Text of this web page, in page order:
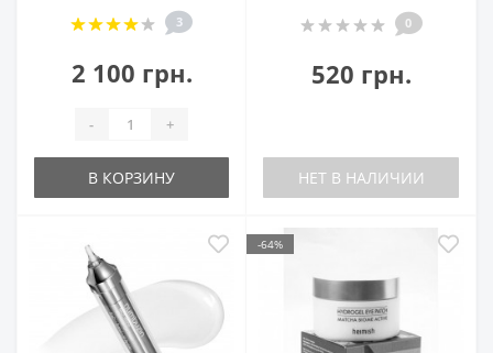
3
2 100 грн.
- +
В КОРЗИНУ
0
520 грн.
НЕТ В НАЛИЧИИ
-64%